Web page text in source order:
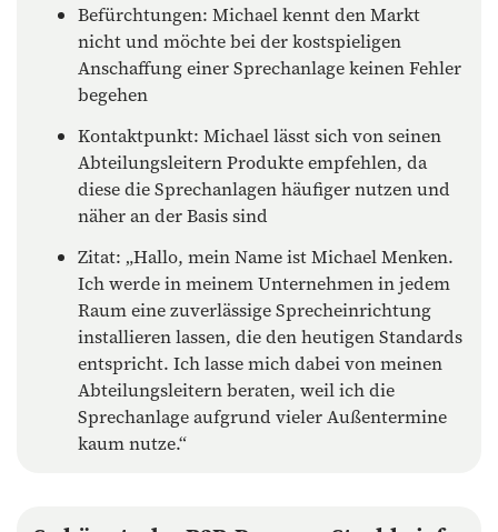
Befürchtungen: Michael kennt den Markt
nicht und möchte bei der kostspieligen
Anschaffung einer Sprechanlage keinen Fehler
begehen
Kontaktpunkt: Michael lässt sich von seinen
Abteilungsleitern Produkte empfehlen, da
diese die Sprechanlagen häufiger nutzen und
näher an der Basis sind
Zitat: „Hallo, mein Name ist Michael Menken.
Ich werde in meinem Unternehmen in jedem
Raum eine zuverlässige Sprecheinrichtung
installieren lassen, die den heutigen Standards
entspricht. Ich lasse mich dabei von meinen
Abteilungsleitern beraten, weil ich die
Sprechanlage aufgrund vieler Außentermine
kaum nutze.“